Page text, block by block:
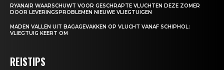
RYANAIR WAARSCHUWT VOOR GESCHRAPTE VLUCHTEN DEZE ZOMER
DOOR LEVERINGSPROBLEMEN NIEUWE VLIEGTUIGEN
MADEN VALLEN UIT BAGAGEVAKKEN OP VLUCHT VANAF SCHIPHOL:
VLIEGTUIG KEERT OM
REISTIPS